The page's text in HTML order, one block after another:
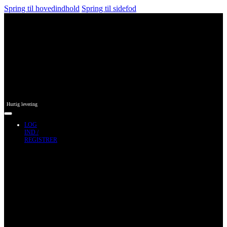
Spring til hovedindhold Spring til sidefod
Hurtig levering
LOG
IND /
REGISTRER